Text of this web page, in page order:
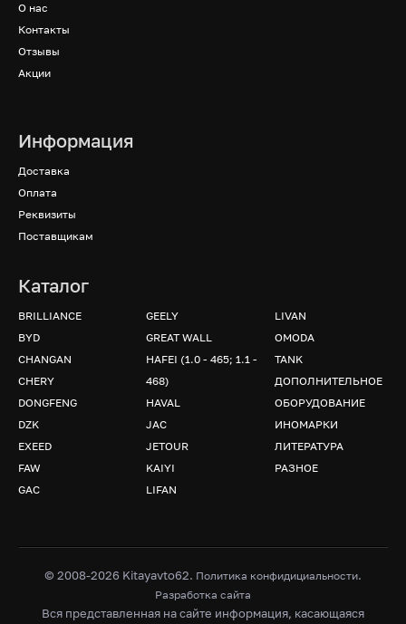
О нас
Контакты
Отзывы
Акции
Информация
Доставка
Оплата
Реквизиты
Поставщикам
Каталог
BRILLIANCE
BYD
CHANGAN
CHERY
DONGFENG
DZK
EXEED
FAW
GAC
GEELY
GREAT WALL
HAFEI (1.0 - 465; 1.1 -
468)
HAVAL
JAC
JETOUR
KAIYI
LIFAN
LIVAN
OMODA
TANK
ДОПОЛНИТЕЛЬНОЕ
ОБОРУДОВАНИЕ
ИНОМАРКИ
ЛИТЕРАТУРА
РАЗНОЕ
© 2008-2026 Kitayavto62. Политика конфидициальности.
Разработка сайта
Вся представленная на сайте информация, касающаяся